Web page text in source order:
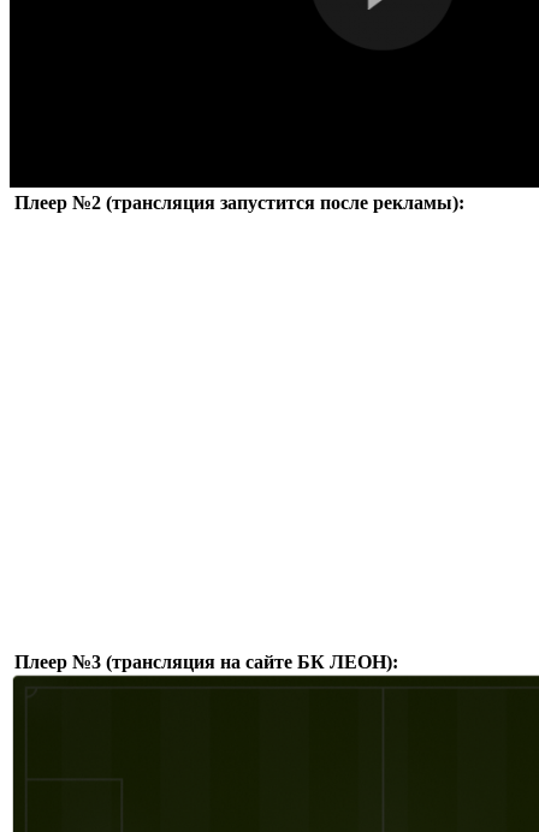
Плеер №2 (трансляция запустится после рекламы):
Плеер №3 (трансляция на сайте БК ЛЕОН):